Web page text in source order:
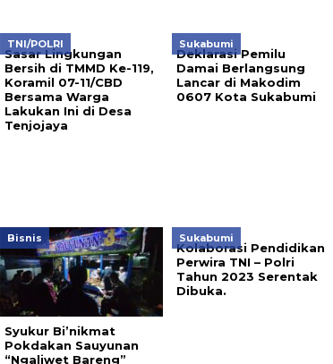
TNI/POLRI
Sasar Lingkungan
Bersih di TMMD Ke-119,
Koramil 07-11/CBD
Bersama Warga
Lakukan Ini di Desa
Tenjojaya
Sukabumi
Deklarasi Pemilu
Damai Berlangsung
Lancar di Makodim
0607 Kota Sukabumi
Bisnis
Syukur Bi’nikmat
Pokdakan Sauyunan
“Ngaliwet Bareng”
Sukabumi
Kolaborasi Pendidikan
Perwira TNI – Polri
Tahun 2023 Serentak
Dibuka.